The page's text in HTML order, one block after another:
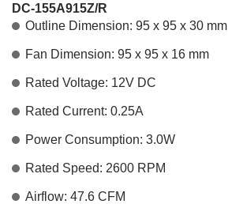
DC-155A915Z/R
Outline Dimension: 95 x 95 x 30 mm
Fan Dimension: 95 x 95 x 16 mm
Rated Voltage: 12V DC
Rated Current: 0.25A
Power Consumption: 3.0W
Rated Speed: 2600 RPM
Airflow: 47.6 CFM